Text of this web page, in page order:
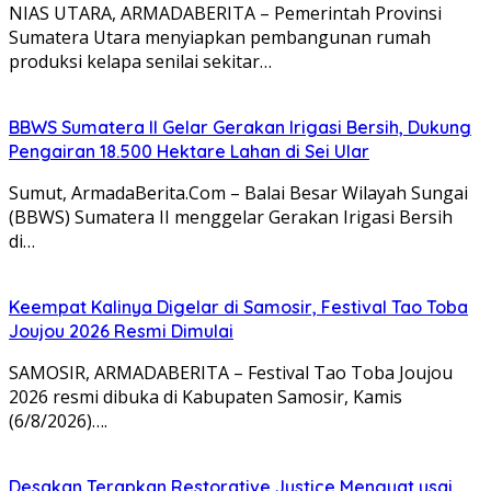
NIAS UTARA, ARMADABERITA – Pemerintah Provinsi
Sumatera Utara menyiapkan pembangunan rumah
produksi kelapa senilai sekitar…
BBWS Sumatera II Gelar Gerakan Irigasi Bersih, Dukung
Pengairan 18.500 Hektare Lahan di Sei Ular
Sumut, ArmadaBerita.Com – Balai Besar Wilayah Sungai
(BBWS) Sumatera II menggelar Gerakan Irigasi Bersih
di…
Keempat Kalinya Digelar di Samosir, Festival Tao Toba
Joujou 2026 Resmi Dimulai
SAMOSIR, ARMADABERITA – Festival Tao Toba Joujou
2026 resmi dibuka di Kabupaten Samosir, Kamis
(6/8/2026)….
Desakan Terapkan Restorative Justice Menguat usai